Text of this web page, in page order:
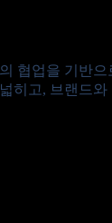
협업을 기
고, 브랜드